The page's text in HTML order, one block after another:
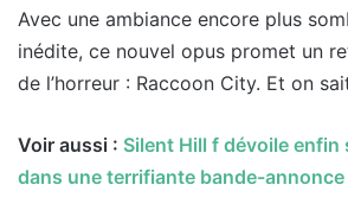
Avec une ambiance encore plus
inédite, ce nouvel opus promet un
de l’horreur : Raccoon City. Et on
Voir aussi : Silent Hill f dévoile enfin
dans une terrifiante bande-annonce